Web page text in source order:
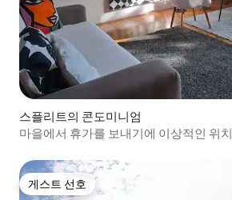
스플리트의 콘도미니엄
마을에서 휴가를 보내기에 이상적인 위치
게스트 선호
게스트 선호